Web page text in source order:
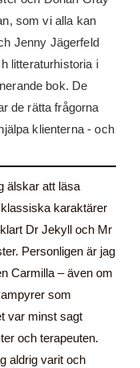
som vi alla kan
Jenny Jägerfeld
litteraturhistoria i
bok. De
de rätta frågorna
klienterna - och
älskar att läsa
karaktärer
Dr Jekyll och Mr
Personligen är jag
Carmilla – även om
som
var minst sagt
och terapeuten.
aldrig varit och